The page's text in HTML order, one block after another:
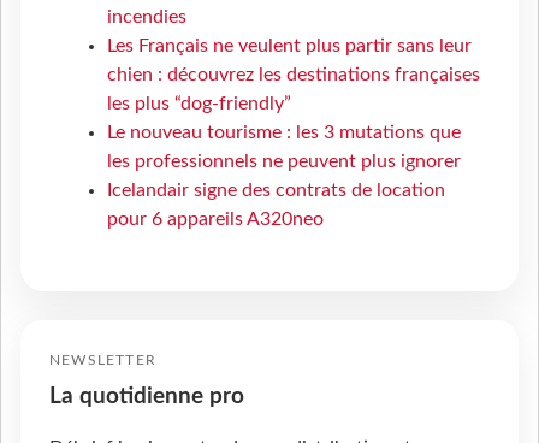
incendies
Les Français ne veulent plus partir sans leur
chien : découvrez les destinations françaises
les plus “dog-friendly”
Le nouveau tourisme : les 3 mutations que
les professionnels ne peuvent plus ignorer
Icelandair signe des contrats de location
pour 6 appareils A320neo
NEWSLETTER
La quotidienne pro